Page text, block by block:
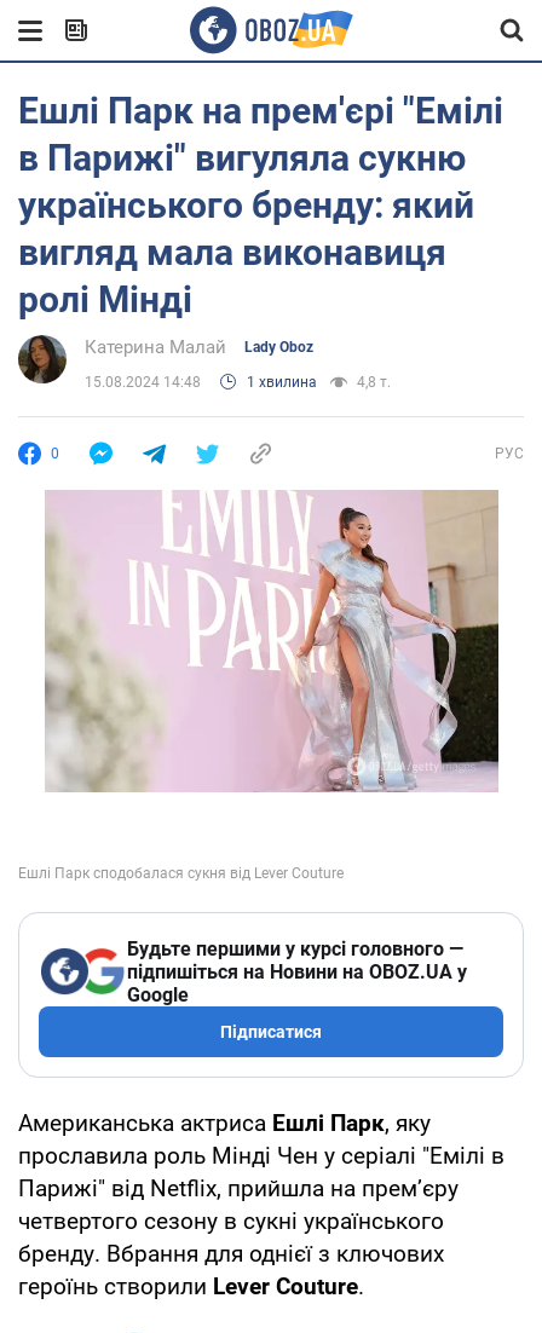
Ешлі Парк на прем'єрі "Емілі
в Парижі" вигуляла сукню
українського бренду: який
вигляд мала виконавиця
ролі Мінді
Катерина Малай Lady Oboz
15.08.2024 14:48 1 хвилина 4,8 т.
0 РУС
Будьте першими у курсі головного —
підпишіться на Новини на OBOZ.UA у
Google
Підписатися
Американська актриса Ешлі Парк, яку
прославила роль Мінді Чен у серіалі "Емілі в
Парижі" від Netflix, прийшла на премʼєру
четвертого сезону в сукні українського
бренду. Вбрання для однієї з ключових
героїнь створили Lever Couture.